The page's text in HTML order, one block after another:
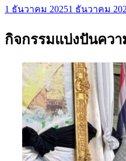
1 ธันวาคม 20251 ธันวาคม
กิจกรรมแบ่งปันควา